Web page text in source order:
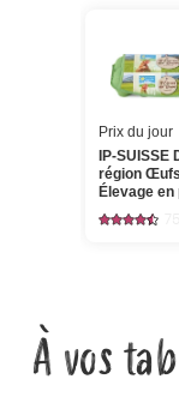
Prix du jour
IP-SUISSE
région Œufs
Élevage en
air
À vos